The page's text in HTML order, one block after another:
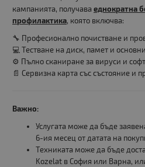
кампанията, получава еднократна
профилактика, която включва:
🔧 Професионално почистване и
💻 Тестване на диск, памет и
⚙️ Пълно сканиране за вируси и
📄 Сервизна карта със състояние и
Важно:
Услугата може да бъде
6-ия месец от датата на
Техниката може да бъде
Kozelat в София или Варна,